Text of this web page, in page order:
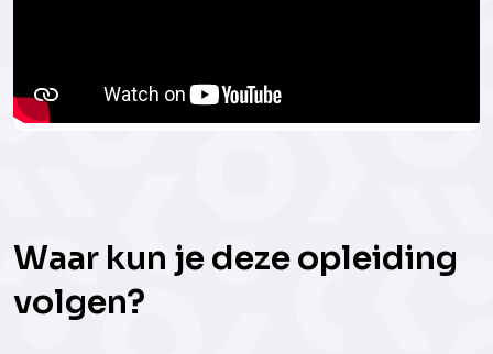
Waar kun je deze opleiding
volgen?